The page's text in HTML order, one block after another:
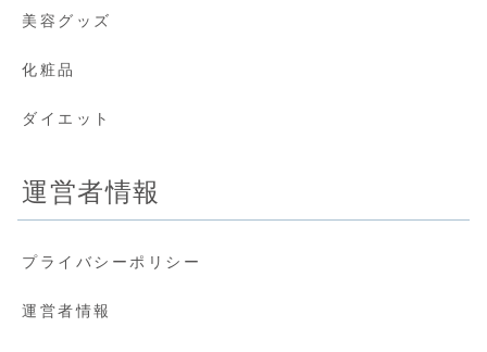
美容グッズ
化粧品
ダイエット
運営者情報
プライバシーポリシー
運営者情報